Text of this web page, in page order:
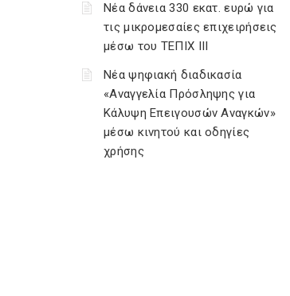
Νέα δάνεια 330 εκατ. ευρώ για
τις μικρομεσαίες επιχειρήσεις
μέσω του ΤΕΠΙΧ ΙΙΙ
Νέα ψηφιακή διαδικασία
«Αναγγελία Πρόσληψης για
Κάλυψη Επειγουσών Αναγκών»
μέσω κινητού και οδηγίες
χρήσης